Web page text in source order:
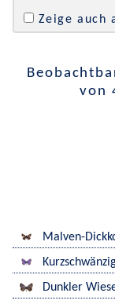
Zeige auch
von
Malven-
Dunkler